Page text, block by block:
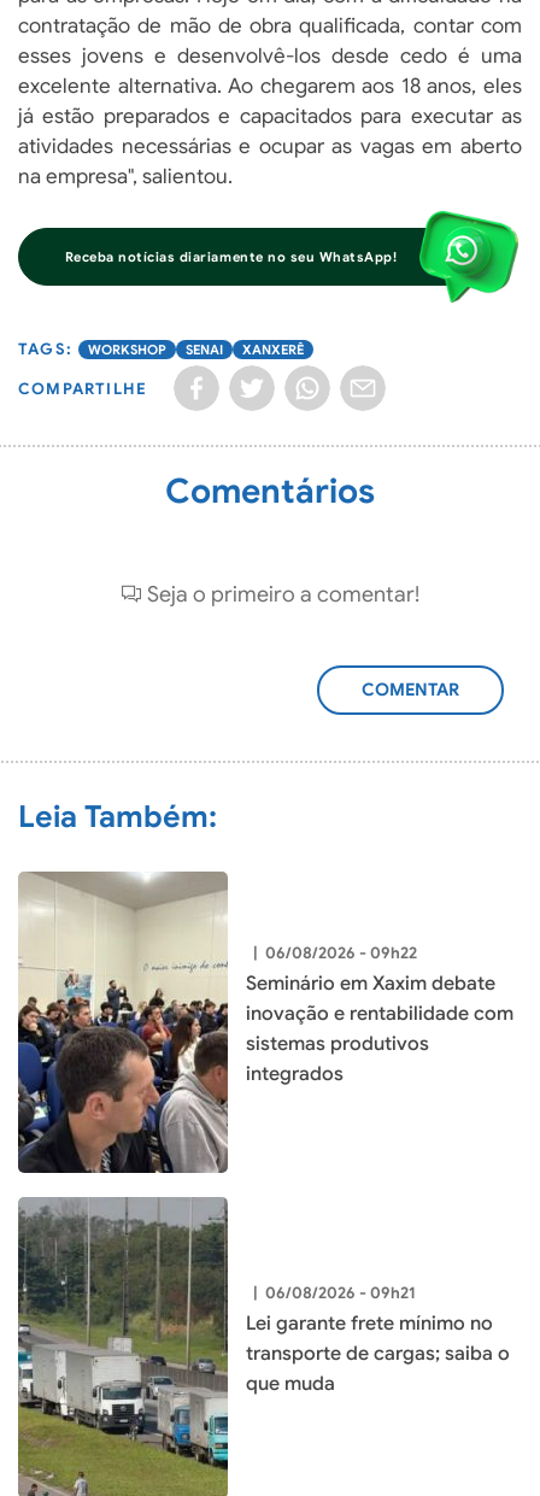
contratação de mão de obra qualificada, contar com
esses jovens e desenvolvê-los desde cedo é uma
excelente alternativa. Ao chegarem aos 18 anos, eles
já estão preparados e capacitados para executar as
atividades necessárias e ocupar as vagas em aberto
na empresa", salientou.
Receba notícias diariamente no seu WhatsApp!
WORKSHOP SENAI XANXERÊ
COMPARTILHE
Comentários
Seja o primeiro a comentar!
ADICIONAR
Leia Também:
| 06/08/2026 - 09h22
Seminário em Xaxim debate
inovação e rentabilidade com
sistemas produtivos
integrados
| 06/08/2026 - 09h21
Lei garante frete mínimo no
transporte de cargas; saiba o
que muda